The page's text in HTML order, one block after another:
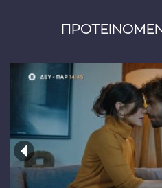
...πληκτρολογήστε